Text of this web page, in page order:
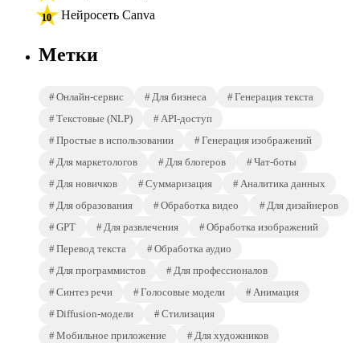
Нейросеть Canva
Метки
Онлайн-сервис Для бизнеса
Генерация текста
Текстовые (NLP)
API-доступ
Простые в использовании
Генерация изображений
Для маркетологов
Для блогеров
Чат-боты
Для новичков
Суммаризация
Аналитика данных
Для образования
Обработка видео
Для дизайнеров
GPT
Для развлечения
Обработка изображений
Перевод текста
Обработка аудио
Для программистов
Для профессионалов
Синтез речи
Голосовые модели
Анимация
Diffusion-модели
Стилизация
Мобильное приложение
Для художников